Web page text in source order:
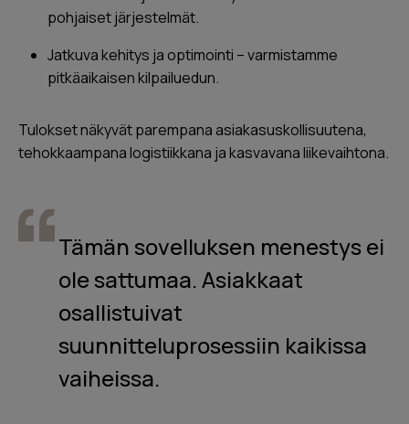
pohjaiset järjestelmät.
Jatkuva kehitys ja optimointi – varmistamme
pitkäaikaisen kilpailuedun.
Tulokset näkyvät parempana asiakasuskollisuutena,
tehokkaampana logistiikkana ja kasvavana liikevaihtona.
Tämän sovelluksen menestys ei
ole sattumaa. Asiakkaat
osallistuivat
suunnitteluprosessiin kaikissa
vaiheissa.